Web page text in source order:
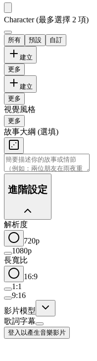
Character (最多選擇 2 項)
所有 預設 自訂
建立
更多
建立
更多
視覺風格
更多
故事大綱 (選填)
進階設定
解析度
720p
1080p
長寬比
16:9
1:1
9:16
影片模型
歌詞字幕
登入以產生音樂影片